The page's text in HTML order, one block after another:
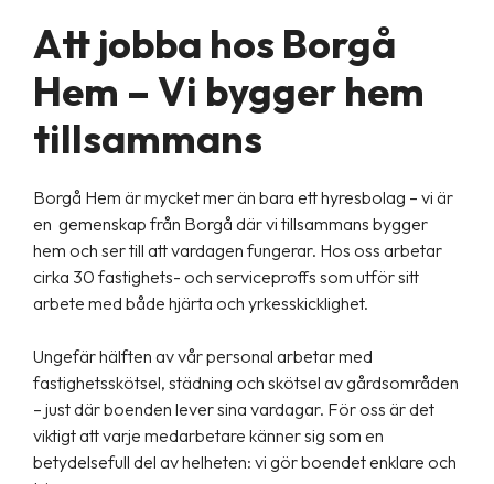
Att jobba hos Borgå
Hem – Vi bygger hem
tillsammans
Borgå Hem är mycket mer än bara ett hyresbolag – vi är
en gemenskap från Borgå där vi tillsammans bygger
hem och ser till att vardagen fungerar. Hos oss arbetar
cirka 30 fastighets- och serviceproffs som utför sitt
arbete med både hjärta och yrkesskicklighet.
Ungefär hälften av vår personal arbetar med
fastighetsskötsel, städning och skötsel av gårdsområden
– just där boenden lever sina vardagar. För oss är det
viktigt att varje medarbetare känner sig som en
betydelsefull del av helheten: vi gör boendet enklare och